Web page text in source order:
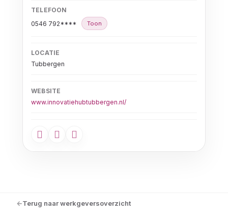
TELEFOON
0546 792****
Toon
LOCATIE
Tubbergen
WEBSITE
www.innovatiehubtubbergen.nl/
Terug naar werkgeversoverzicht